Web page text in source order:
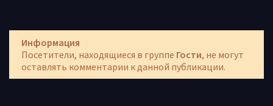
Информация
Посетители, находящиеся в группе Гости, не могут
оставлять комментарии к данной публикации.